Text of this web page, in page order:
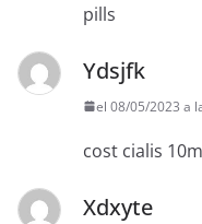
pills
Ydsjfk
el 08/05/2023 a
cost cialis
Xdxyte